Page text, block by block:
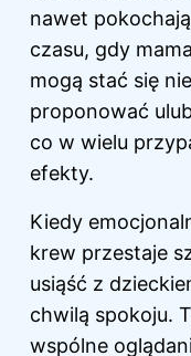
nawet
czasu, gdy
mogą stać się
proponować
co w wielu
efekty.
Kiedy
krew przestaje
usiąść z
chwilą spokoju.
wspólne